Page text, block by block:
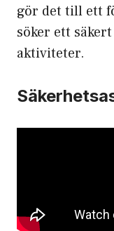
gör det till ett
söker ett
aktiviteter.